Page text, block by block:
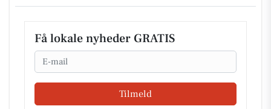
Få lokale nyheder GRATIS
Email
Tilmeld